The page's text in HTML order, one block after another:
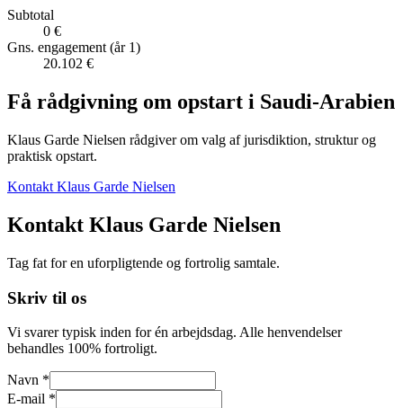
Subtotal
0 €
Gns. engagement (år 1)
20.102 €
Få rådgivning om opstart i Saudi-Arabien
Klaus Garde Nielsen rådgiver om valg af jurisdiktion, struktur og
praktisk opstart.
Kontakt Klaus Garde Nielsen
Kontakt Klaus Garde Nielsen
Tag fat for en uforpligtende og fortrolig samtale.
Skriv til os
Vi svarer typisk inden for én arbejdsdag. Alle henvendelser
behandles 100% fortroligt.
Navn *
E-mail *